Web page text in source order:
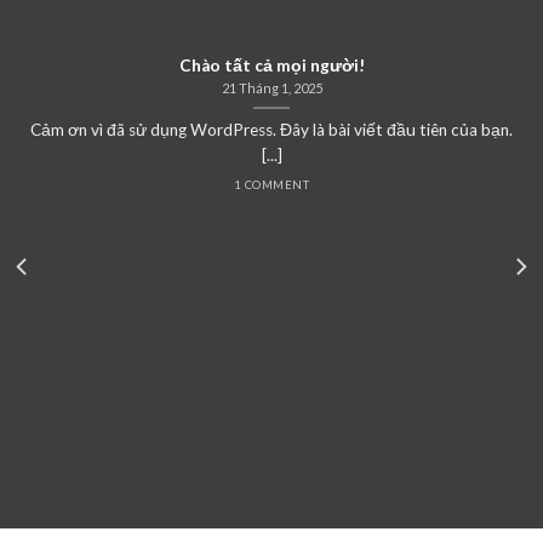
Chào tất cả mọi người!
21 Tháng 1, 2025
Cảm ơn vì đã sử dụng WordPress. Đây là bài viết đầu tiên của bạn.
[...]
1 COMMENT